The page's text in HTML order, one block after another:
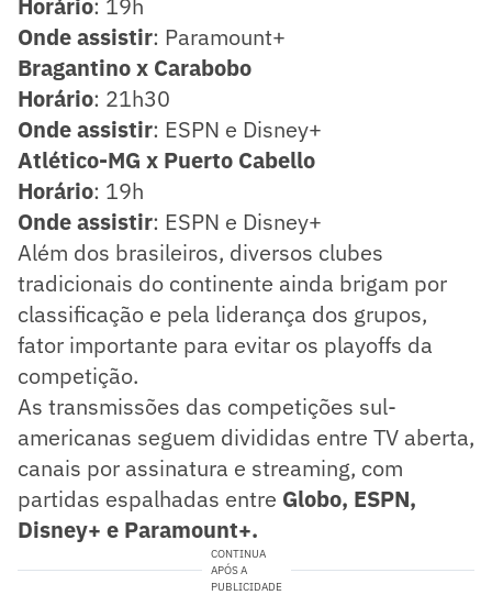
Onde assistir: Paramount+
Bragantino x Carabobo
Horário: 21h30
Onde assistir: ESPN e Disney+
Atlético-MG x Puerto Cabello
Horário: 19h
Onde assistir: ESPN e Disney+
Além dos brasileiros, diversos clubes
tradicionais do continente ainda brigam por
classificação e pela liderança dos grupos,
fator importante para evitar os playoffs da
competição.
As transmissões das competições sul-
americanas seguem divididas entre TV aberta,
canais por assinatura e streaming, com
partidas espalhadas entre Globo, ESPN,
Disney+ e Paramount+.
CONTINUA
APÓS A
PUBLICIDADE